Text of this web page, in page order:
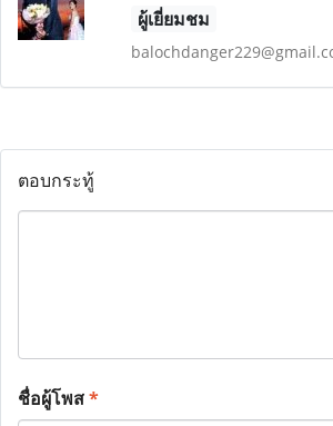
ผู้เยี่ยมชม
ตอบกระทู้
ชื่อผู้โพส*